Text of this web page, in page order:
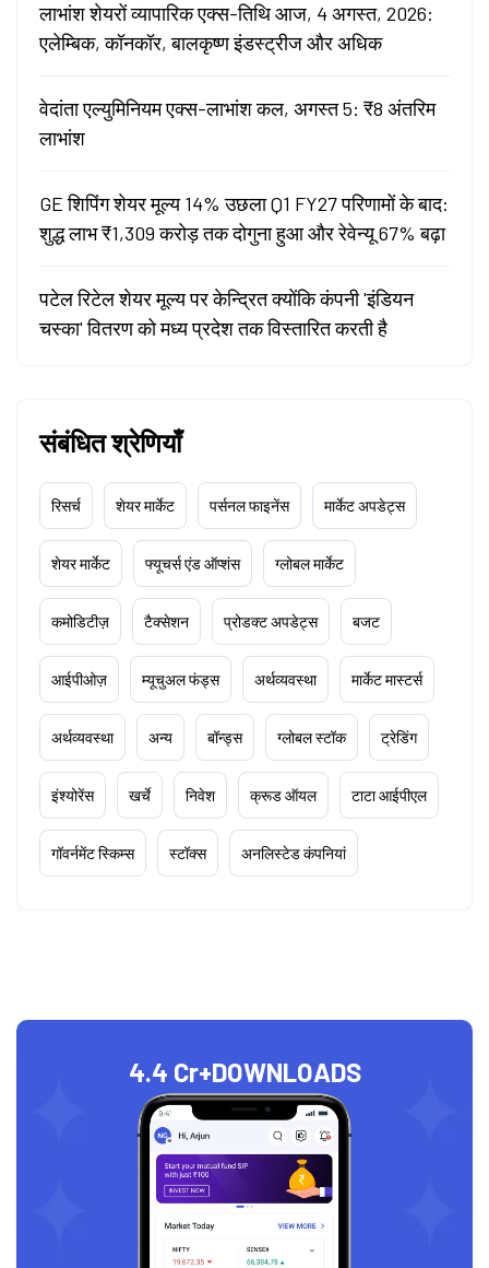
लाभांश शेयरों व्यापारिक एक्स-तिथि आज, 4 अगस्त, 2026:
एलेम्बिक, कॉनकॉर, बालकृष्ण इंडस्ट्रीज और अधिक
वेदांता एल्युमिनियम एक्स-लाभांश कल, अगस्त 5: ₹8 अंतरिम
लाभांश
GE शिपिंग शेयर मूल्य 14% उछला Q1 FY27 परिणामों के बाद:
शुद्ध लाभ ₹1,309 करोड़ तक दोगुना हुआ और रेवेन्यू 67% बढ़ा
पटेल रिटेल शेयर मूल्य पर केन्द्रित क्योंकि कंपनी 'इंडियन
चस्का' वितरण को मध्य प्रदेश तक विस्तारित करती है
संबंधित श्रेणियाँ
रिसर्च शेयर मार्केट पर्सनल फाइनेंस मार्केट अपडेट्स
शेयर मार्केट फ्यूचर्स एंड ऑप्शंस ग्लोबल मार्केट
कमोडिटीज़ टैक्सेशन प्रोडक्ट अपडेट्स बजट
आईपीओज़ म्यूचुअल फंड्स अर्थव्यवस्था मार्केट मास्टर्स
अर्थव्यवस्था अन्य बॉन्ड्स ग्लोबल स्टॉक ट्रेडिंग
इंश्योरेंस खर्चे निवेश क्रूड ऑयल टाटा आईपीएल
गॉवर्नमेंट स्किम्स स्टॉक्स अनलिस्टेड कंपनियां
4.4 Cr+DOWNLOADS